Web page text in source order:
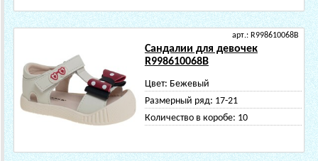
арт.: R998610068B
Сандалии для девочек
R998610068B
Цвет: Бежевый
Размерный ряд: 17-21
Количество в коробе: 10